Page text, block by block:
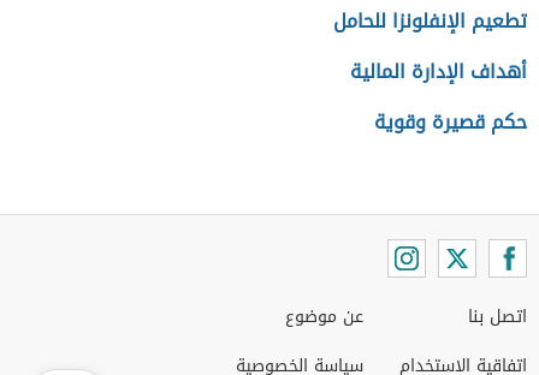
تطعيم الإنفلونزا للحامل
أهداف الإدارة المالية
حكم قصيرة وقوية
اتصل بنا
اتفاقية الاستخدام
عن موضوع
سياسة الخصوصية